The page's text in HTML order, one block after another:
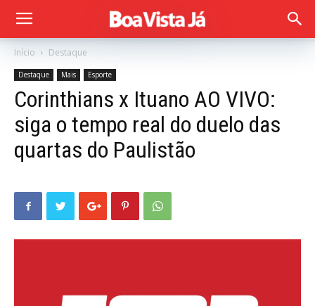
Início Destaque
Destaque Mais Esporte
Corinthians x Ituano AO VIVO:
siga o tempo real do duelo das
quartas do Paulistão